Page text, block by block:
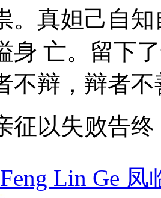
。真妲己自
身 亡。留下
不辩，辩者
征以失败告终
Lin Ge 凤